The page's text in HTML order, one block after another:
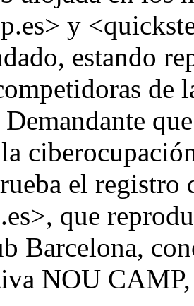
y
estando
de
el
que
Barcelona,
NOU